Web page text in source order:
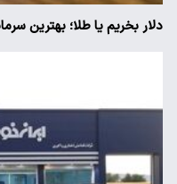
دلار بخریم یا طلا؛ بهترین